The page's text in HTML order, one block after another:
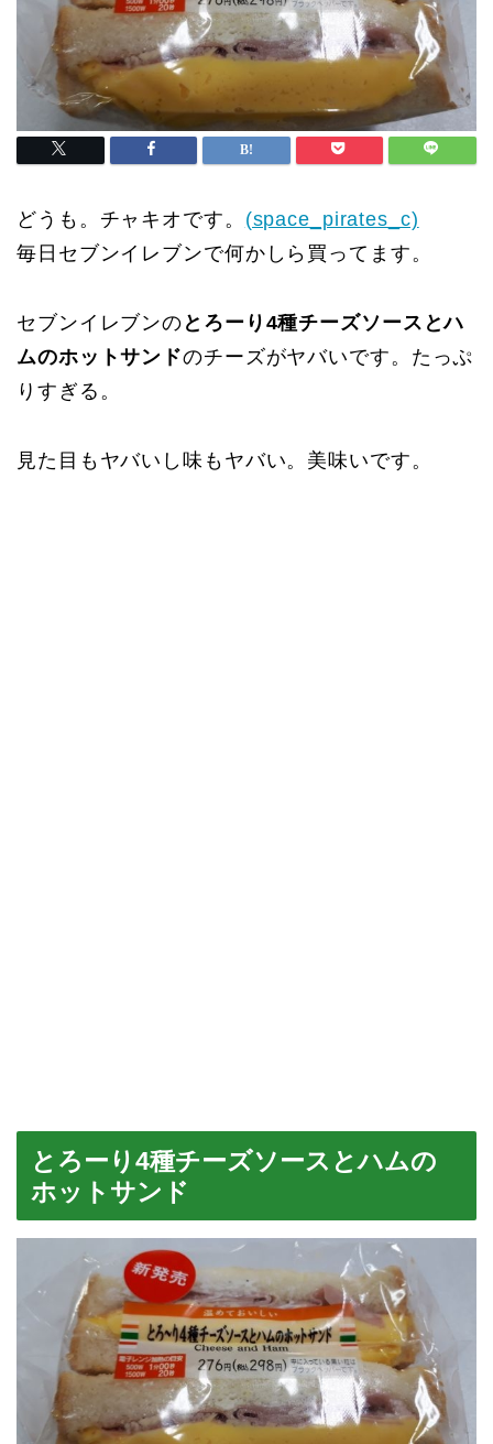
どうも。チャキオです。 (space_pirates_c)
毎日セブンイレブンで何かしら買ってます。
セブンイレブンの とろーり4種チーズソースとハ
ムのホットサンドのチーズがヤバいです。たっぷ
りすぎる。
見た目もヤバいし味もヤバい。美味いです。
とろーり4種チーズソースとハムの
ホットサンド